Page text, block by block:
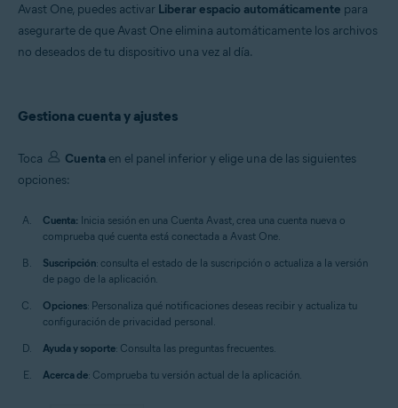
Avast One, puedes activar Liberar espacio automáticamente para
asegurarte de que Avast One elimina automáticamente los archivos
no deseados de tu dispositivo una vez al día.
Gestiona cuenta y ajustes
Toca Cuenta en el panel inferior y elige una de las siguientes
opciones:
Cuenta: Inicia sesión en una Cuenta Avast, crea una cuenta nueva o
comprueba qué cuenta está conectada a Avast One.
Suscripción: consulta el estado de la suscripción o actualiza a la versión
de pago de la aplicación.
Opciones: Personaliza qué notificaciones deseas recibir y actualiza tu
configuración de privacidad personal.
Ayuda y soporte: Consulta las preguntas frecuentes.
Acerca de: Comprueba tu versión actual de la aplicación.